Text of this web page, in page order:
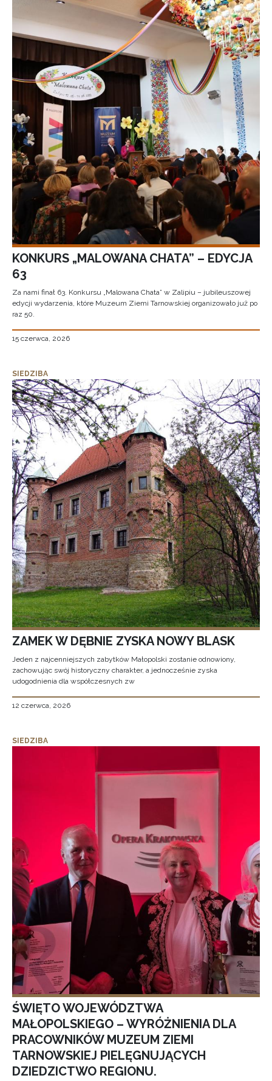
KONKURS „MALOWANA CHATA” – EDYCJA
63
Za nami finał 63. Konkursu „Malowana Chata” w Zalipiu – jubileuszowej
edycji wydarzenia, które Muzeum Ziemi Tarnowskiej organizowało już po
raz 50.
15 czerwca, 2026
SIEDZIBA
ZAMEK W DĘBNIE ZYSKA NOWY BLASK
Jeden z najcenniejszych zabytków Małopolski zostanie odnowiony,
zachowując swój historyczny charakter, a jednocześnie zyska
udogodnienia dla współczesnych zw
12 czerwca, 2026
SIEDZIBA
ŚWIĘTO WOJEWÓDZTWA
MAŁOPOLSKIEGO – WYRÓŻNIENIA DLA
PRACOWNIKÓW MUZEUM ZIEMI
TARNOWSKIEJ PIELĘGNUJĄCYCH
DZIEDZICTWO REGIONU.